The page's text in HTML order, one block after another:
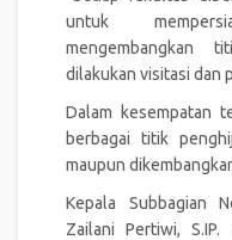
untuk
mengembangkan
dilakukan visitasi dan
Dalam kesempatan
berbagai titik
maupun
Kepala Subbagian
Zailani Pertiwi, S.IP.